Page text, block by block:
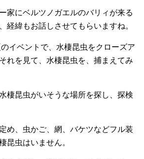
家にベルツノガエルのバリィが来る
経緯もお話しさせてもらいますね。
イベントで、水棲昆虫をクローズア
れを見て、水棲昆虫を、捕まえてみ
棲昆虫がいそうな場所を探し、探検
め、虫かご、網、バケツなどフル装
昆虫はいません。